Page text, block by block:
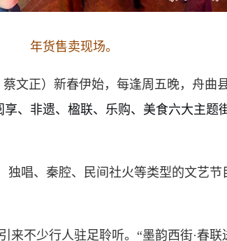
年货售卖现场。
蔡文正）新春伊始，每逢周五晚， 舟曲
享、非遗、楹联、乐购、美食六大主题
唱、秦腔、民间社火等类型的文艺节
不少行人驻足聆听。“墨韵西街·春联